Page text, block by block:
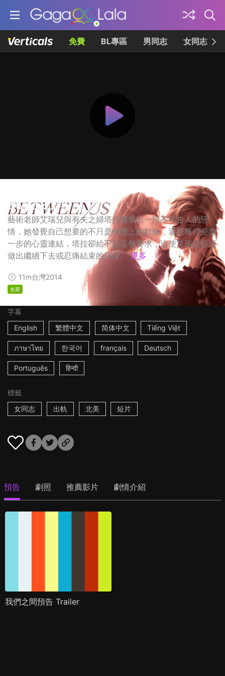
免費 BL專區 男同志 女同志
我們之間
藝術老師艾瑞兒與有夫之婦塔拉發展出一段不可告人的戀
情，她發覺自己想要的不只是肉體上的歡愉，還想獲得更進
一步的心靈連結，塔拉卻給不起這個要求，迫使艾瑞兒必須
做出繼續下去或忍痛結束的抉擇。 更多
11m台灣2014
免費
字幕
English
繁體中文 简体中文 Tiếng Việt
ภาษาไทย 한국어 français Deutsch
Português हिन्दी
標籤
女同志
出軌 北美 短片
預告 劇照 推薦影片 劇情介紹
我們之間預告 Trailer